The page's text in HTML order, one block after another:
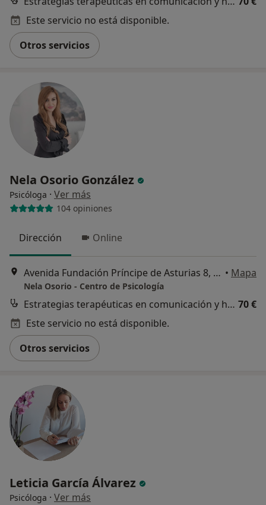
Este servicio no está disponible.
Otros servicios
Nela Osorio González
Psicóloga · Ver más
104 opiniones
Dirección Online
Avenida Fundación Príncipe de Asturias 8, Oviedo • Mapa
Nela Osorio - Centro de Psicología
Estrategias terapéuticas en comunicación y habilidades sociales 70 €
Este servicio no está disponible.
Otros servicios
Leticia García Álvarez
Psicóloga · Ver más